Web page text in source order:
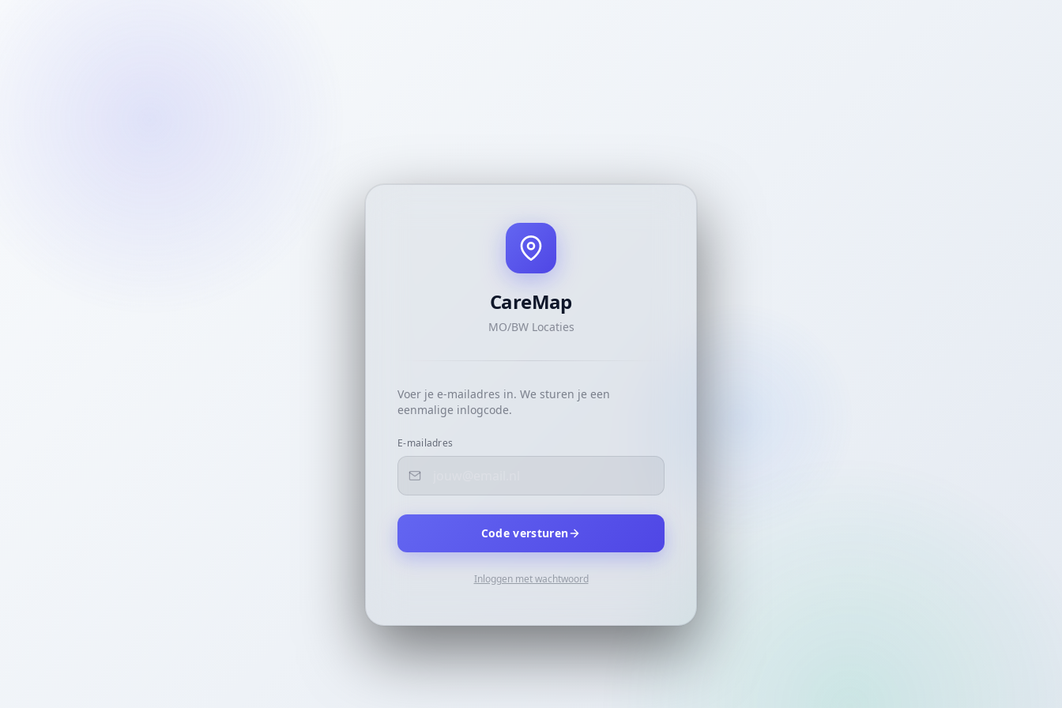
CareMap
MO/BW Locaties
Voer je e-mailadres in. We sturen je een
eenmalige inlogcode.
E-mailadres
Code versturen
Inloggen met wachtwoord